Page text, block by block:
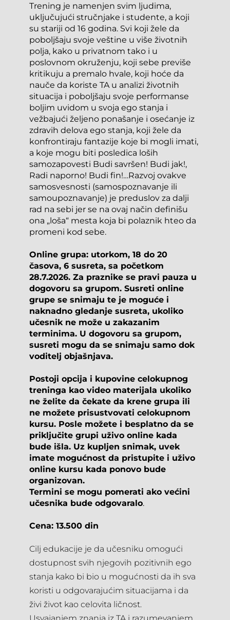
Trening je namenjen svim ljudima,
uključujući stručnjake i studente, a koji
su stariji od 16 godina. Svi koji žele da
poboljšaju svoje veštine u više životnih
polja, kako u privatnom tako i u
poslovnom okruženju, koji sebe previše
kritikuju a premalo hvale, koji hoće da
nauče da koriste TA u analizi životnih
situacija i poboljšaju svoje performanse
boljim uvidom u svoja ego stanja i
vežbajući željeno ponašanje i osećanje iz
zdravih delova ego stanja, koji žele da
konfrontiraju fantazije koje bi mogli imati,
a koje mogu biti posledica loših
samozapovesti Budi savršen! Budi jak!,
Radi naporno! Budi fin!…Razvoj ovakve
samosvesnosti (samospoznavanje ili
samoupoznavanje) je preduslov za dalji
rad na sebi jer se na ovaj način definišu
ona „loša“ mesta koja bi polaznik hteo da
promeni kod sebe.
Online grupa: utorkom, 18 do 20
časova, 6 susreta, sa početkom
28.7.2026. Za praznike se pravi pauza u
dogovoru sa grupom. Susreti online
grupe se snimaju te je moguće i
naknadno gledanje susreta, ukoliko
učesnik ne može u zakazanim
terminima. U dogovoru sa grupom,
susreti mogu da se snimaju samo dok
voditelj objašnjava.
Postoji opcija i kupovine celokupnog
treninga kao video materijala ukoliko
ne želite da čekate da krene grupa ili
ne možete prisustvovati celokupnom
kursu. Posle možete i besplatno da se
priključite grupi uživo online kada
bude išla. Uz kupljen snimak, uvek
imate mogućnost da pristupite i uživo
online kursu kada ponovo bude
organizovan.
Termini se mogu pomerati ako većini
učesnika bude odgovaralo.
Cena: 13.500 din
Cilj edukacije je da učesniku omogući
dostupnost svih njegovih pozitivnih ego
stanja kako bi bio u mogućnosti da ih sva
koristi u odgovarajućim situacijama i da
živi život kao celovita ličnost.